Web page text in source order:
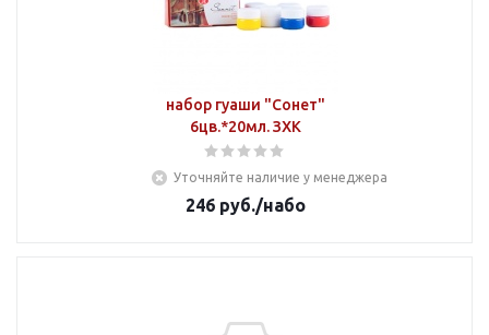
набор гуаши "Сонет"
6цв.*20мл. ЗХК
Уточняйте наличие у менеджера
246руб./набо